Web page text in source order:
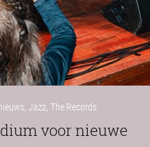
, Jazz, The Records
voor nieuwe